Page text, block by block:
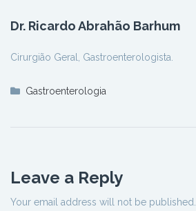
Dr. Ricardo Abrahão Barhum
Cirurgião Geral, Gastroenterologista.
Gastroenterologia
Leave a Reply
Your email address will not be published.